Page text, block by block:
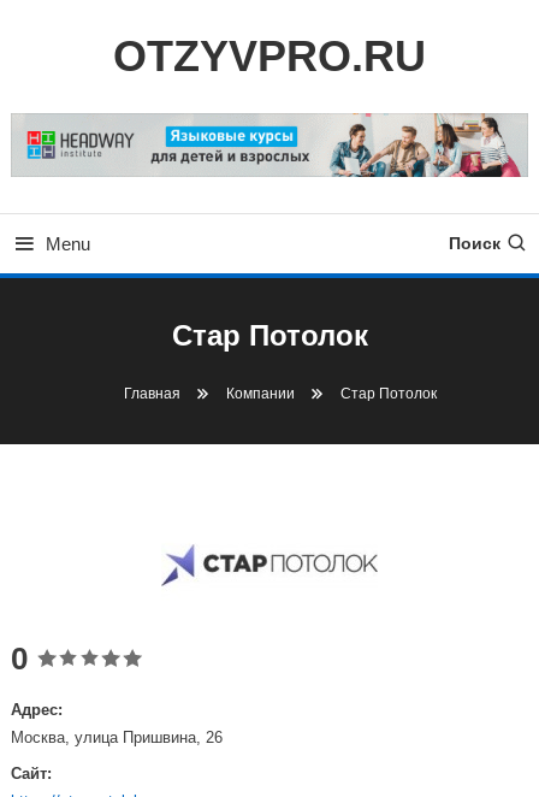
OTZYVPRO.RU
Menu Поиск
Стар Потолок
Главная Компании Стар Потолок
0
Адрес:
Москва, улица Пришвина, 26
Сайт: